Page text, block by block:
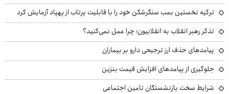
ترکیه نخستین بمب سنگرشکن خود را با قابلیت پرتاب از پهپاد آزمایش کرد
تذکر رهبر انقلاب به انقلابیون؛ چرا عمل نمی‌کنید؟
پیامدهای حذف ارز ترجیحی دارو بر بیماران
جلوگیری از پیامدهای افزایش قیمت بنزین
شرایط سخت بازنشستگان تامین اجتماعی